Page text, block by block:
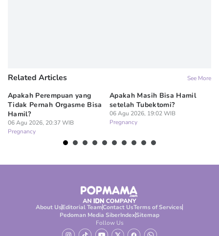
Related Articles See More
Apakah Perempuan yang
Tidak Pernah Orgasme Bisa
Hamil?
06 Agu 2026, 20:37 WIB
Pregnancy
Apakah Masih Bisa Hamil
setelah Tubektomi?
06 Agu 2026, 19:02 WIB
Pregnancy
About UsEditorial TeamContact UsTerms of Services
Pedoman Media SiberIndexSitemap
Follow Us